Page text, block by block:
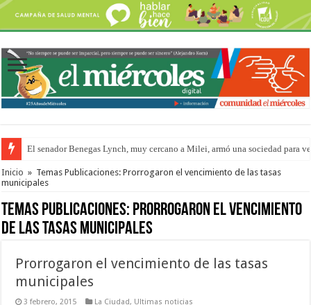
El senador Benegas Lynch, muy cercano a Milei, armó una sociedad para
El gobierno baja el capítulo de extranjerización de tierras
Inicio » Temas Publicaciones: Prorrogaron el vencimiento de las tasas
municipales
Temas Publicaciones: Prorrogaron el vencimiento
de las tasas municipales
Prorrogaron el vencimiento de las tasas
municipales
3 febrero, 2015 La Ciudad, Ultimas noticias